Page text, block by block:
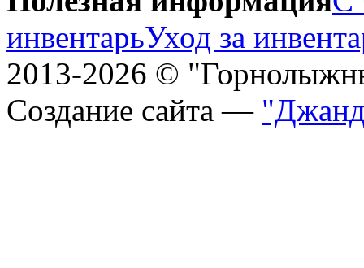
инвентарьУход за
2013-2026 ©
Создание сайта —